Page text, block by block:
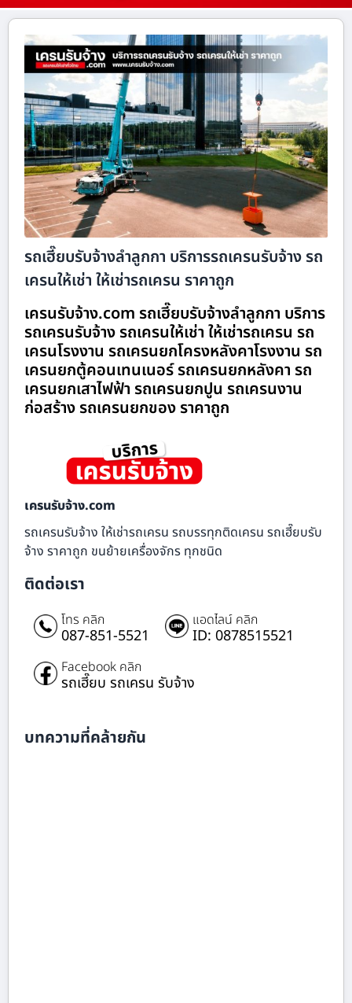
รถเฮี๊ยบรับจ้างลำลูกกา บริการรถเครนรับจ้าง รถ
เครนให้เช่า ให้เช่ารถเครน ราคาถูก
เครนรับจ้าง.com รถเฮี๊ยบรับจ้างลำลูกกา บริการ
รถเครนรับจ้าง รถเครนให้เช่า ให้เช่ารถเครน รถ
เครนโรงงาน รถเครนยกโครงหลังคาโรงงาน รถ
เครนยกตู้คอนเทนเนอร์ รถเครนยกหลังคา รถ
เครนยกเสาไฟฟ้า รถเครนยกปูน รถเครนงาน
ก่อสร้าง รถเครนยกของ ราคาถูก
เครนรับจ้าง.com
รถเครนรับจ้าง ให้เช่ารถเครน รถบรรทุกติดเครน รถเฮี๊ยบรับ
จ้าง ราคาถูก ขนย้ายเครื่องจักร ทุกชนิด
ติดต่อเรา
โทร คลิก
087-851-5521
แอดไลน์ คลิก
ID: 0878515521
Facebook คลิก
รถเฮี๊ยบ รถเครน รับจ้าง
บทความที่คล้ายกัน